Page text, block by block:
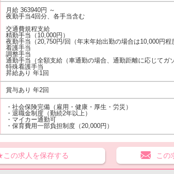
月給 363940円 ～
夜勤手当4回分、各手当含む
交通費規程支給
精勤手当（10,000円）
夜勤手当（20,750円/回（年末年始出勤の場合は10,000円程
看護手当
調整手当
通勤手当（全額支給（車通勤の場合、通勤距離に応じてガ
特殊看護手当
昇給あり 年1回
賞与あり 年2回
・社会保険完備（雇用・健康・厚生・労災）
・退職金制度（勤続2年以上）
・マイカー通勤可
・保育費用一部負担制度（20,000円）
の求人を保存する この